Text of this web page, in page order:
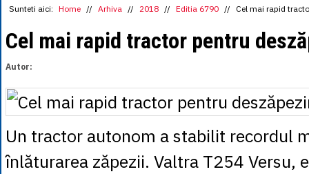
1 CNY= 0.6015
= 0.6668
1 EGP= 0.0860
1 KRW
= 0.3047
1 MDL= 0.2538
1 MXN= 0.2227
1 NOK= 0.4191
1 NZD= 2.6097
1 PLN= 1.1646
1 RSD = 0.0425
Sunteti aici: Home // Arhiva // 2018 // Editia 6790 // Cel mai rapid
Cel mai rapid tractor pentru
Autor:
Un tractor autonom a stabilit recordul
înlăturarea zăpezii. Valtra T254 Versu,